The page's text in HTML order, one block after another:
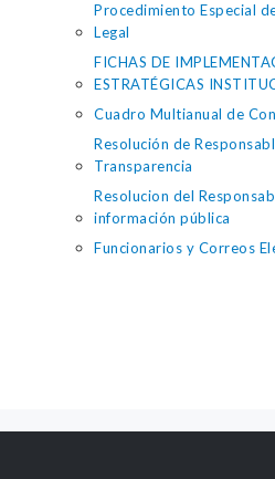
Procedimiento Especial
Legal
FICHAS DE
ESTRATÉGICAS
Cuadro Multianual de
Resolución de
Transparencia
Resolucion del
información pública
Funcionarios y Correos